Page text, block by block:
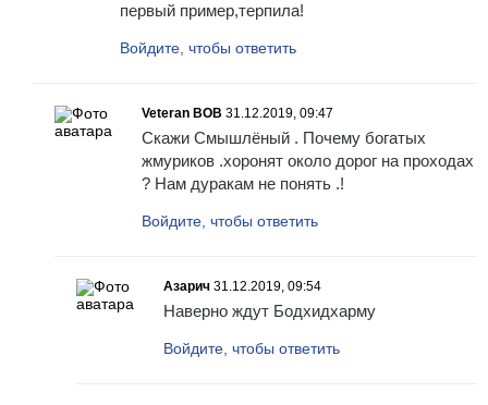
первый пример,терпила!
Войдите, чтобы ответить
Veteran BOB 31.12.2019, 09:47
Скажи Смышлёный . Почему богатых
жмуриков .хоронят около дорог на проходах
? Нам дуракам не понять .!
Войдите, чтобы ответить
Азарич 31.12.2019, 09:54
Наверно ждут Бодхидхарму
Войдите, чтобы ответить